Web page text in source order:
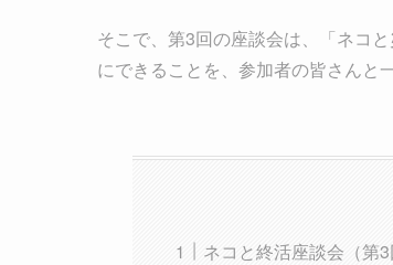
そこで、第3回の座談会は、「ネコ
にできることを、参加者の皆さんと
ネコと終活座談会（第